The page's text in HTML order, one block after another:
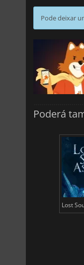
Pode deixar
Poderá
Lost